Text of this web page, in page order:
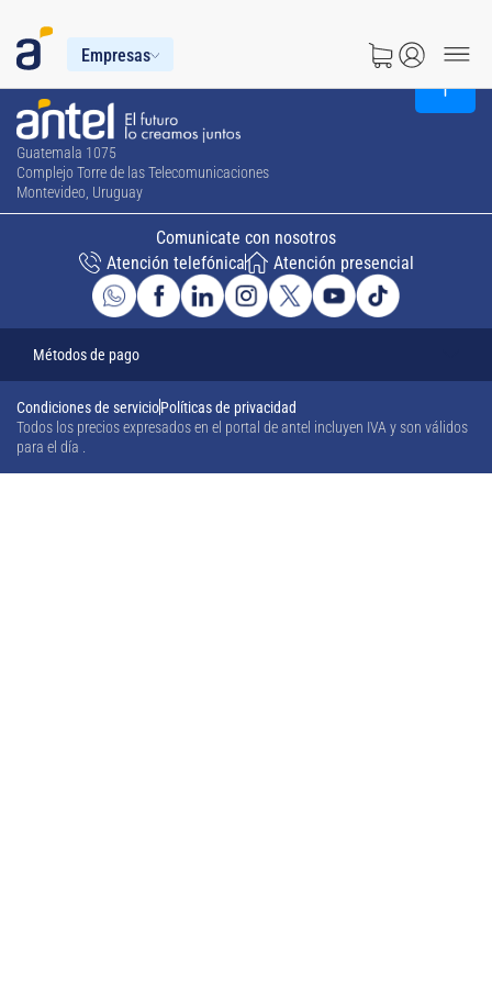
Empresas
Guatemala 1075
Complejo Torre de las Telecomunicaciones
Montevideo, Uruguay
Comunicate con nosotros
Atención telefónica
Atención presencial
Métodos de pago
Todos los precios expresados en el portal de antel incluyen IVA y son válidos
para el día
Condiciones de servicioPolíticas de privacidad